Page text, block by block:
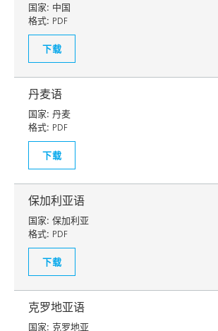
国家: 中国
格式: PDF
下载
丹麦语
国家: 丹麦
格式: PDF
下载
保加利亚语
国家: 保加利亚
格式: PDF
下载
克罗地亚语
国家: 克罗地亚